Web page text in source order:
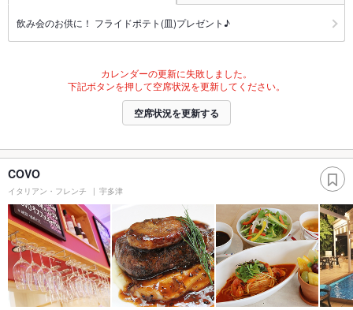
飲み会のお供に！ フライドポテト(皿)プレゼント♪
カレンダーの更新に失敗しました。
下記ボタンを押して空席状況を更新してください。
空席状況を更新する
COVO
イタリアン・フレンチ 宇多津